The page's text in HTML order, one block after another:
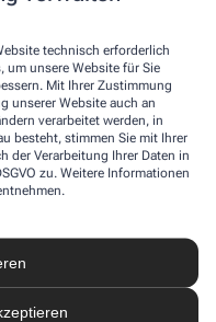
technisch erforderlich
um unsere Website für Sie
Mit Ihrer Zustimmung
unserer Website auch an
verarbeitet werden, in
besteht, stimmen Sie mit Ihrer
der Verarbeitung Ihrer Daten in
zu. Weitere Informationen